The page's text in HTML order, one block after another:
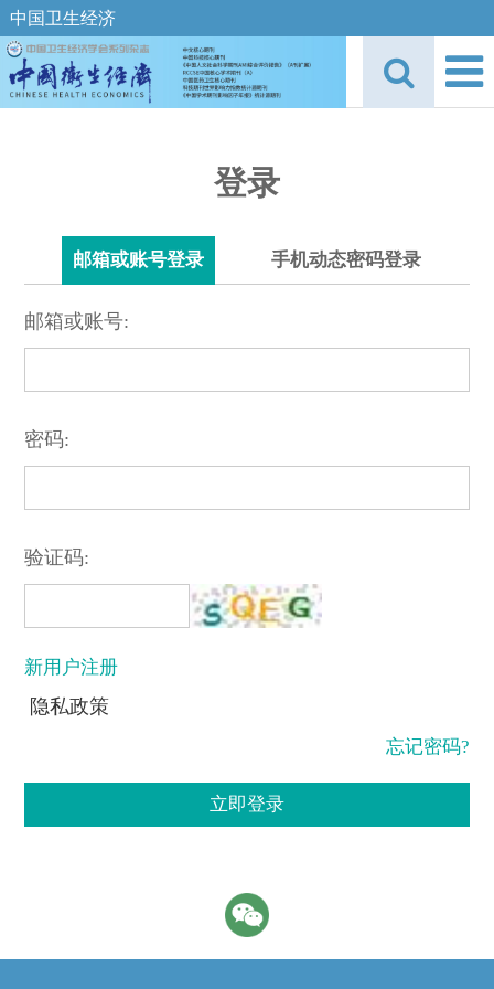
中国卫生经济
登录
邮箱或账号登录 手机动态密码登录
邮箱或账号:
密码:
验证码:
新用户注册
隐私政策
忘记密码?
立即登录